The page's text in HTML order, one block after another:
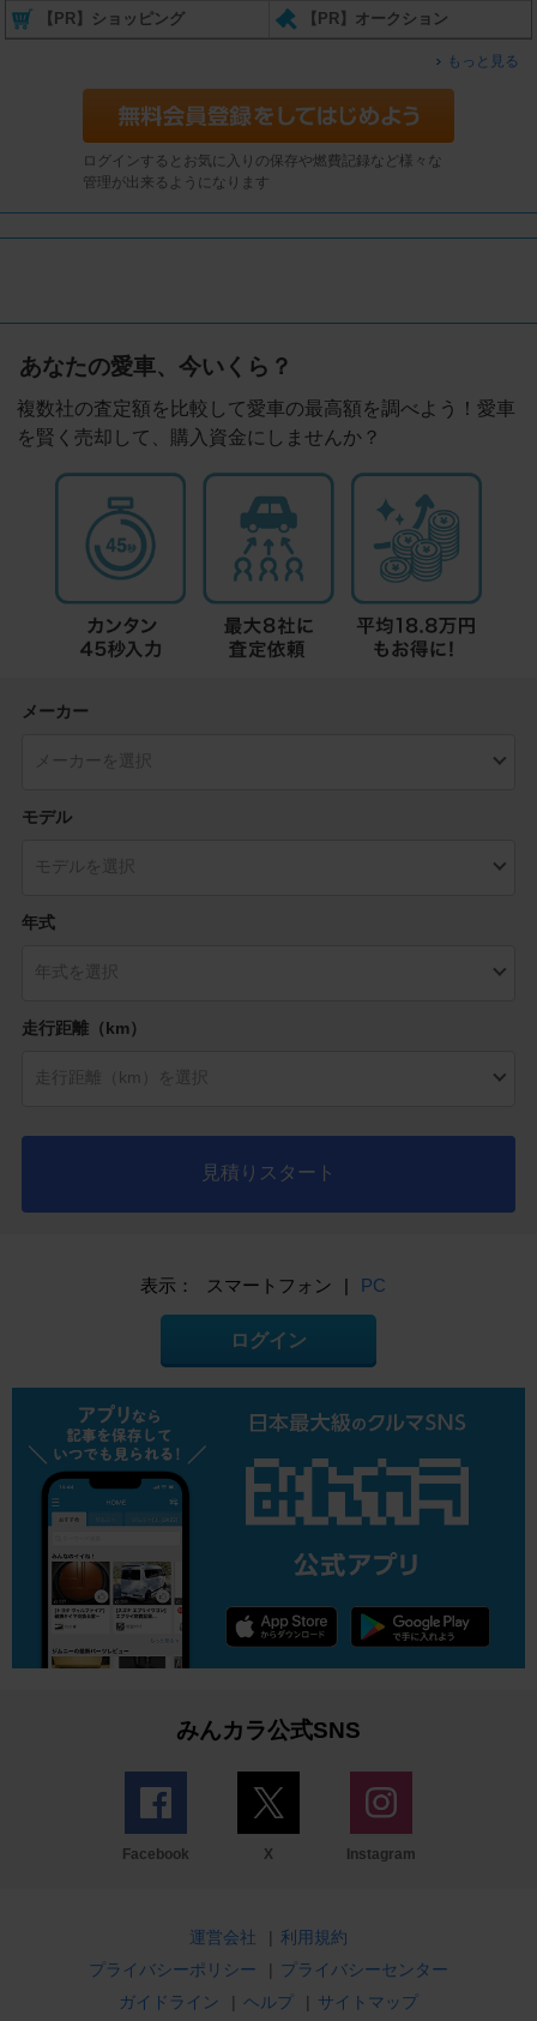
【PR】ショッピング 【PR】オークション
もっと見る
ログインするとお気に入りの保存や燃費記録など様々な
管理が出来るようになります
あなたの愛車、今いくら？
複数社の査定額を比較して愛車の最高額を調べよう！愛車
を賢く売却して、購入資金にしませんか？
メーカー
モデル
年式
走行距離（km）
見積りスタート
表示： スマートフォン | PC
ログイン
みんカラ公式SNS
Facebook X Instagram
運営会社 | 利用規約
プライバシーポリシー
| プライバシーセンター
ガイドライン
| ヘルプ | サイトマップ